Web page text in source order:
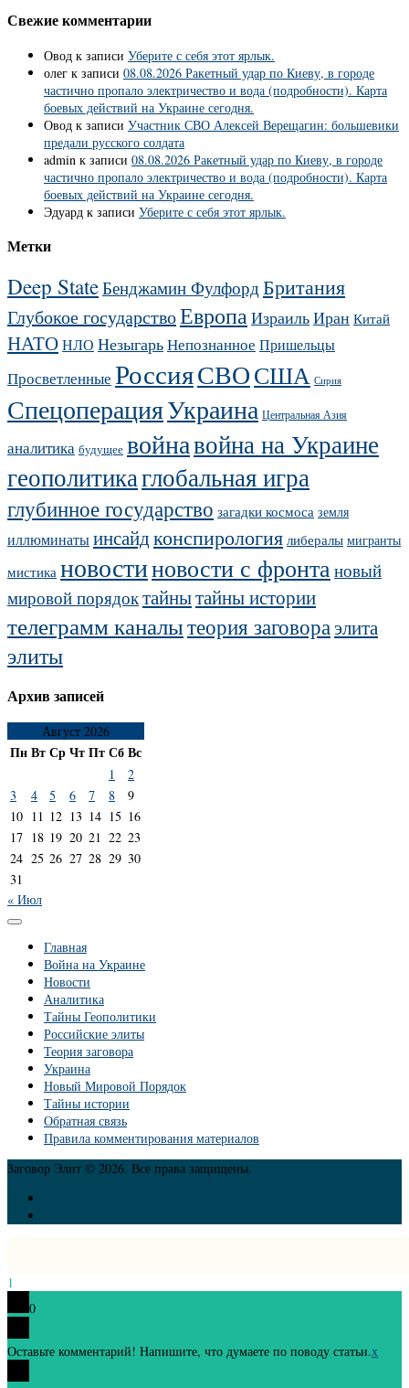
Свежие комментарии
Овод к записи Уберите с себя этот ярлык.
олег к записи 08.08.2026 Ракетный удар по Киеву, в городе
частично пропало электричество и вода (подробности). Карта
боевых действий на Украине сегодня.
Овод к записи Участник СВО Алексей Верещагин: большевики
предали русского солдата
admin к записи 08.08.2026 Ракетный удар по Киеву, в городе
частично пропало электричество и вода (подробности). Карта
боевых действий на Украине сегодня.
Эдуард к записи Уберите с себя этот ярлык.
Метки
Deep StateБенджамин Фулфорд Британия
Глубокое государствоЕвропаИзраильИран Китай
НАТОНЛО НезыгарьНепознанное Пришельцы
Просветленные РоссияСВОСША Сирия
СпецоперацияУкраина Центральная Азия
аналитика будущее войнавойна на Украине
геополитикаглобальная игра
глубинное государство загадки космоса земля
иллюминатыинсайдконспирология либералы мигранты
мистика новостиновости с фронтановый
мировой порядоктайнытайны истории
телеграмм каналытеория заговораэлита
элиты
Архив записей
Август 2026
ПнВтСрЧтПтСбВс
1
2
3
4 5 6 7 8
9
10 11 12 13 14 15 16
17 18 19 20 21 22 23
24 25 26 27 28 29 30
31
« Июл
Главная
Война на Украине
Новости
Аналитика
Тайны Геополитики
Российские элиты
Теория заговора
Украина
Новый Мировой Порядок
Тайны истории
Обратная связь
Правила комментирования материалов
Заговор Элит © 2026. Все права защищены.
1
0
Оставьте комментарий! Напишите, что думаете по поводу статьи.x